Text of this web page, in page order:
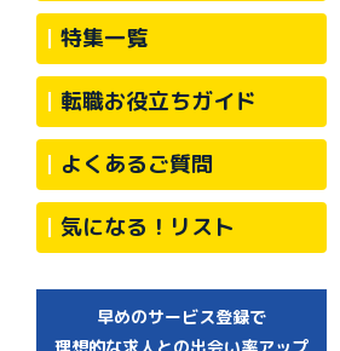
特集一覧
転職お役立ちガイド
よくあるご質問
気になる！リスト
早めのサービス登録で